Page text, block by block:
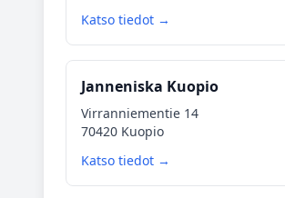
Katso tiedot →
Janneniska Kuopio
Virranniementie 14
70420 Kuopio
Katso tiedot →